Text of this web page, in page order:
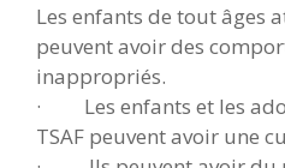
Les enfants de tout âges
peuvent avoir des
inappropriés.
· Les enfants et les
TSAF peuvent avoir une